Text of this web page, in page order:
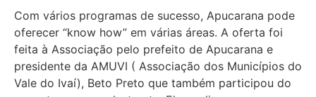
Com vários programas de sucesso, Apucarana pode
oferecer “know how” em várias áreas. A oferta foi
feita à Associação pelo prefeito de Apucarana e
presidente da AMUVI ( Associação dos Municípios do
Vale do Ivaí), Beto Preto que também participou do